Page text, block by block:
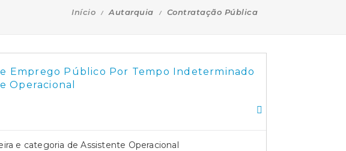
Início Autarquia Contratação Pública
Emprego Público Por Tempo Indeterminado
Operacional
e categoria de Assistente Operacional